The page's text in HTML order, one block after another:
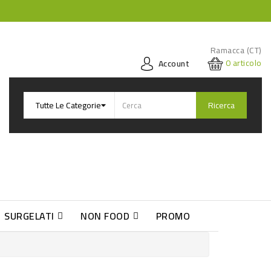
Ramacca (CT)
Account
0articolo
Ricerca
SURGELATI NON FOOD PROMO